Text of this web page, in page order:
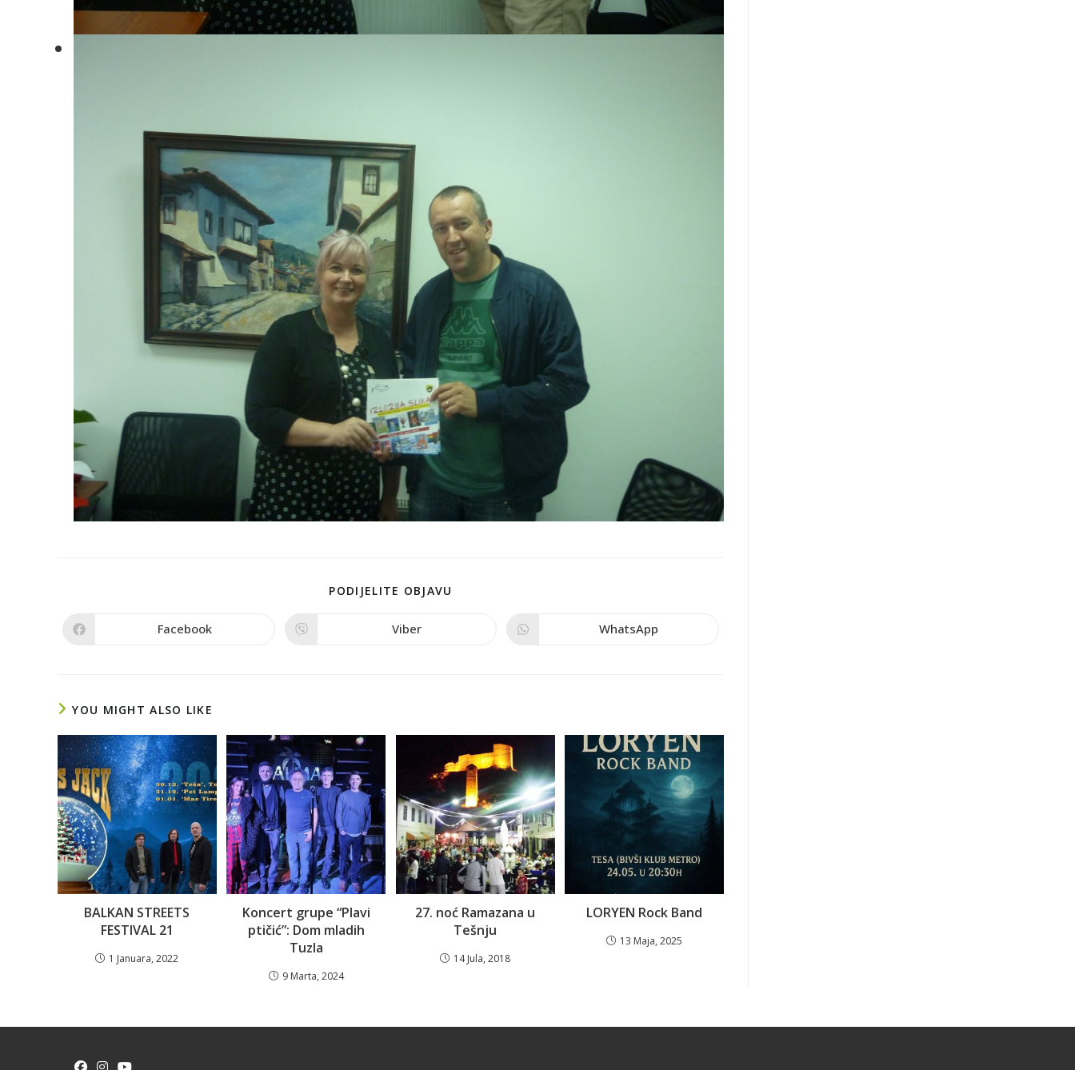
PODIJELITE OBJAVU
Facebook Viber WhatsApp
YOU MIGHT ALSO LIKE
BALKAN STREETS
FESTIVAL 21
1 Januara, 2022
Koncert grupe “Plavi
ptičić”: Dom mladih
Tuzla
9 Marta, 2024
27. noć Ramazana u
Tešnju
14 Jula, 2018
LORYEN Rock Band
13 Maja, 2025